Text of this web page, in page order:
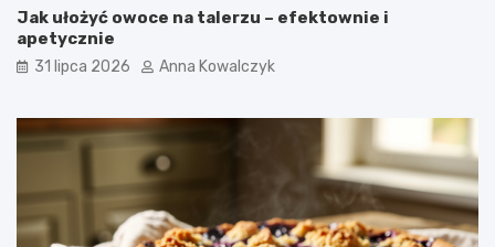
Jak ułożyć owoce na talerzu – efektownie i
apetycznie
31 lipca 2026 Anna Kowalczyk